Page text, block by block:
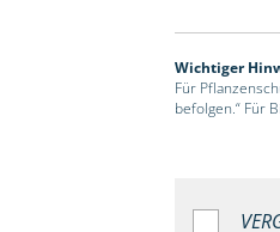
Wichtiger
Für
befolgen.“ Für